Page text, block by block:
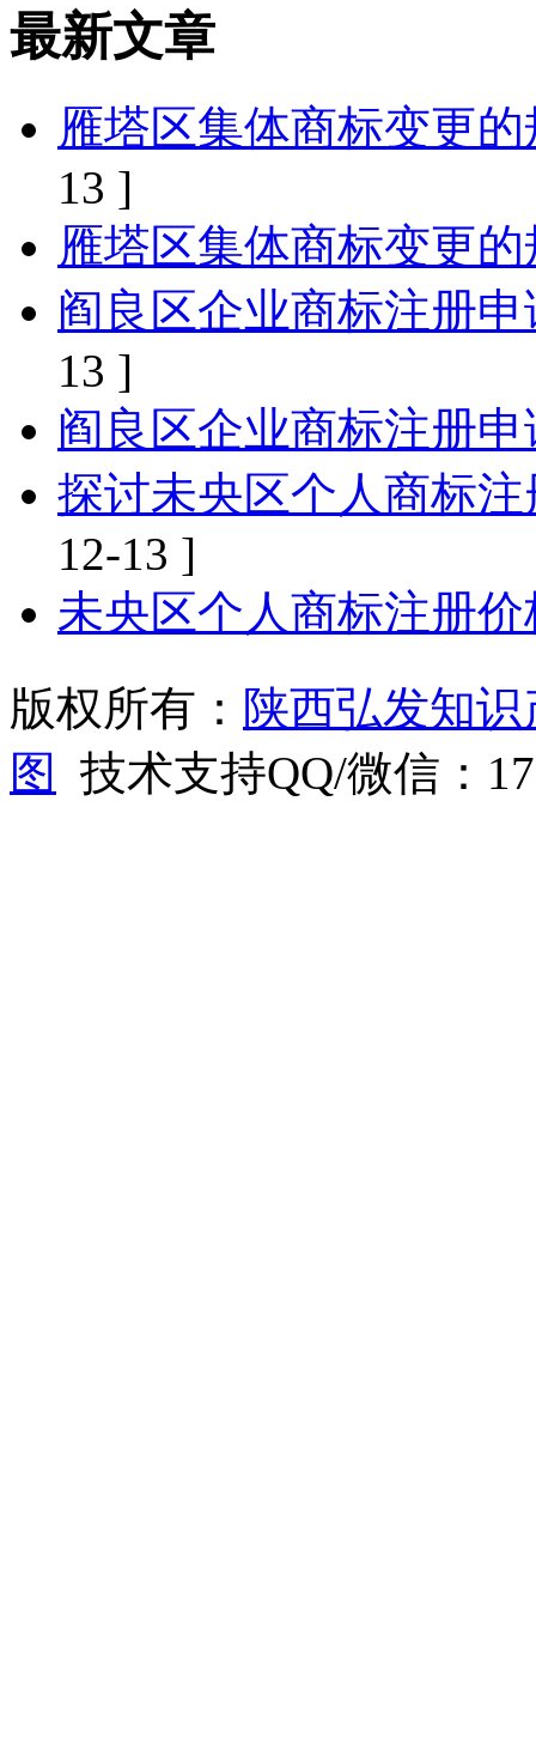
最新文章
雁塔区集体商标变更
13 ]
雁塔区集体商标变更
阎良区企业商标注册
13 ]
阎良区企业商标注册
探讨未央区个人商标
12-13 ]
未央区个人商标注册
版权所有： 陕西弘发知
图
技术支持QQ/微信：